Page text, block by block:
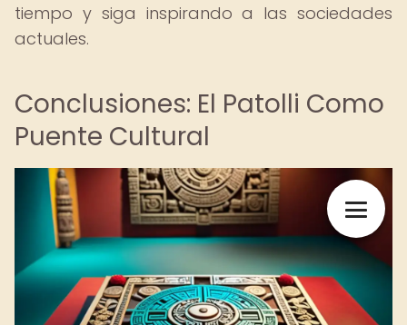
tiempo y siga inspirando a las sociedades
actuales.
Conclusiones: El Patolli Como
Puente Cultural